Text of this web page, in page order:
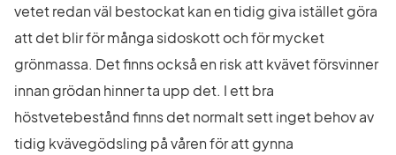
vetet redan väl bestockat kan en tidig giva istället göra
att det blir för många sidoskott och för mycket
grönmassa. Det finns också en risk att kvävet försvinner
innan grödan hinner ta upp det. I ett bra
höstvetebestånd finns det normalt sett inget behov av
tidig kvävegödsling på våren för att gynna